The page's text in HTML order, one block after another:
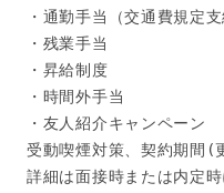
・通勤手当（交通費規定支
・残業手当
・昇給制度
・時間外手当
・友人紹介キャンペーン
受動喫煙対策、契約期間(
詳細は面接時または内定時